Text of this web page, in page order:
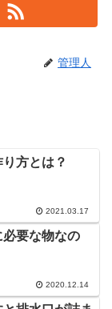
管理人
方とは？
2021.03.17
要な物なの
2020.12.14